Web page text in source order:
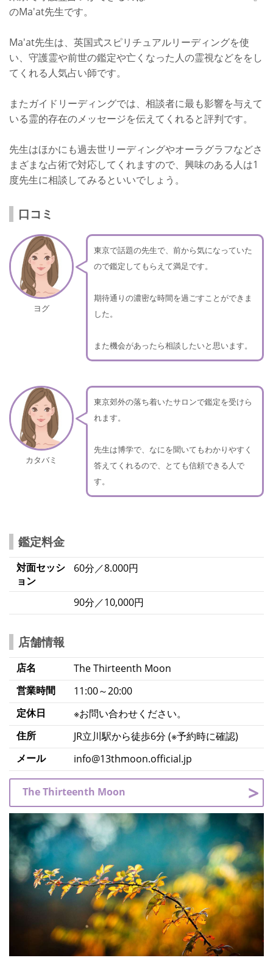
のMa'at先生です。
Ma'at先生は、英国式スピリチュアルリーディングを使
い、守護霊や前世の鑑定や亡くなった人の霊視などををし
てくれる人気占い師です。
またガイドリーディングでは、相談者に最も影響を与えて
いる霊的存在のメッセージを伝えてくれると評判です。
先生はほかにも過去世リーディングやオーラグラフなどさ
まざまな占術で対応してくれますので、興味のある人は1
度先生に相談してみるといいでしょう。
口コミ
ヨグ
東京で話題の先生で、前から気になっていた
ので鑑定してもらえて満足です。
期待通りの濃密な時間を過ごすことができま
した。
また機会があったら相談したいと思います。
カタバミ
東京郊外の落ち着いたサロンで鑑定を受けら
れます。
先生は博学で、なにを聞いてもわかりやすく
答えてくれるので、とても信頼できる人で
す。
鑑定料金
対面セッシ
ョン
60分／8.000円
90分／10,000円
店舗情報
店名
The Thirteenth Moon
営業時間
11:00～20:00
定休日
※お問い合わせください。
住所
JR立川駅から徒歩6分 (※予約時に確認)
メール
info@13thmoon.official.jp
The Thirteenth Moon